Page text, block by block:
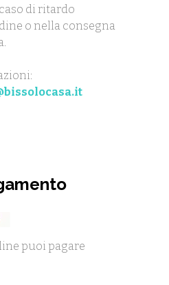
di ritardo
o nella consegna
puoi pagare